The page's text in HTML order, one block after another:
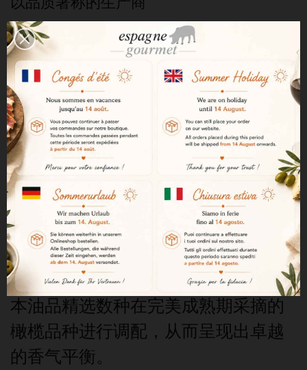
加西亚·德拉克鲁兹是一家专注于优质
橄榄油的生产商，提供种类繁多的顶
级橄榄油产品。
仅通过机械工艺制成的特级初榨橄榄油
本产品仅通过机械工艺直接从橄榄中
萃取，以完整保留其天然本真风味。
冷榨工艺
橄榄油经冷压后进行过滤，以保留其
全部香气和营养成分。
精选优质品种的均衡调配
本油品精选数种在完美成熟期采摘的
橄榄品种进行调配，从而呈现出卓越
的香气平衡。